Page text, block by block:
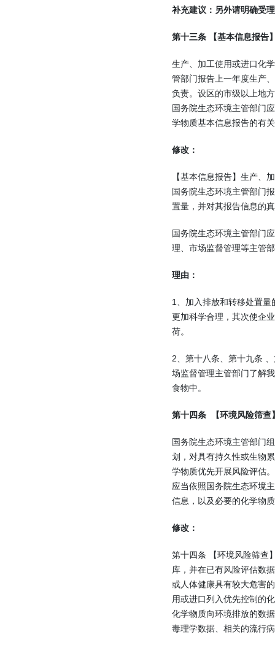
补充建议：另外请明确受
第十三条 【基本信息报告
生产、加工使用或进口化
管部门报告上一年度生产
负责。设区的市级以上地
国务院生态环境主管部门
学物质基本信息报告的有
修改：
【基本信息报告】生产、
国务院生态环境主管部门
置量，并对其报告信息的
国务院生态环境主管部门
理、市场监督管理等主管
理由：
1、加入排放和转移处置
更加科学合理，其次使企
荷。
2、第十八条、第十九条
场监督管理主管部门了解
食物中。
第十四条 【环境风险筛查
国务院生态环境主管部门
划，对具有持久性或生物
学物质优先开展风险评估
应当依照国务院生态环境
信息，以及必要的化学物
修改：
第十四条 【环境风险筛查
库，并在已有风险评估数
或人体健康具有较大危害
用或进口列入优先控制的
化学物质向环境排放的数
毒理学数据、相关的流行